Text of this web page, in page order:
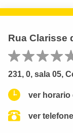
Rua Clarisse
231, 0, sala 05,
ver horario
ver telefone